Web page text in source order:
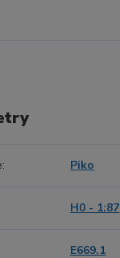
Piko
H0 - 1:87
E669.1